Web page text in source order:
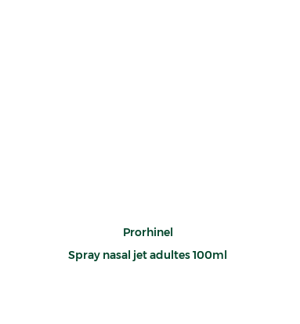
Prorhinel
Spray nasal jet adultes 100ml